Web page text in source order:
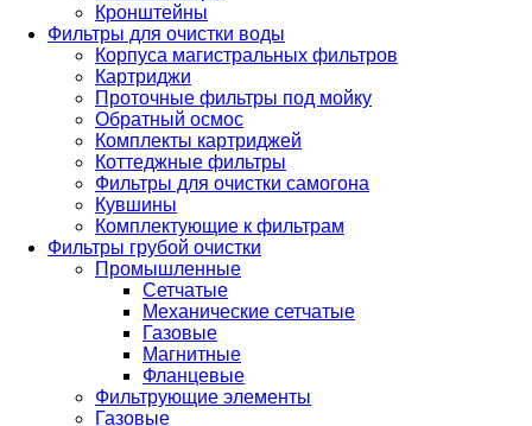
Кронштейны
Фильтры для очистки воды
Корпуса магистральных фильтров
Картриджи
Проточные фильтры под мойку
Обратный осмос
Комплекты картриджей
Коттеджные фильтры
Фильтры для очистки самогона
Кувшины
Комплектующие к фильтрам
Фильтры грубой очистки
Промышленные
Сетчатые
Механические сетчатые
Газовые
Магнитные
Фланцевые
Фильтрующие элементы
Газовые